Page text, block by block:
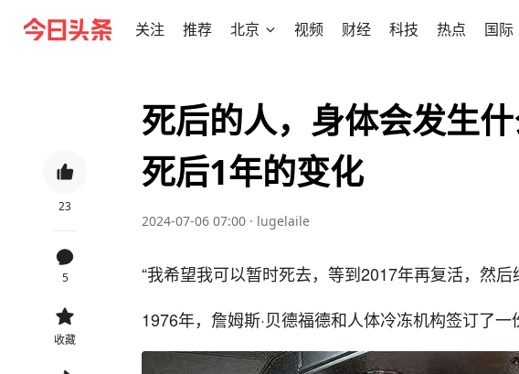
关注 推荐 北京 视频 财经 科技 热点 国际
23
5
收藏
死后的人，身体会发生
死后1年的变化
2024-07-06 07:00 · lugelaile
“我希望我可以暂时死去，等到2017年再复活，然后
1976年，詹姆斯·贝德福德和人体冷冻机构签订了一